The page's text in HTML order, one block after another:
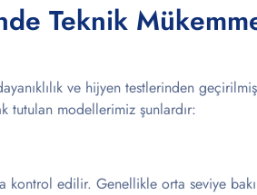
Teknik
ve hijyen testlerinden
tutulan modellerimiz şunlardır:
kontrol edilir. Genellikle orta seviye